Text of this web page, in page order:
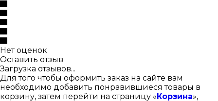
Нет оценок
Оставить отзыв
Загрузка отзывов...
Для того чтобы оформить заказ на сайте вам
необходимо добавить понравившиеся товары в
корзину, затем перейти на страницу «Корзина»,